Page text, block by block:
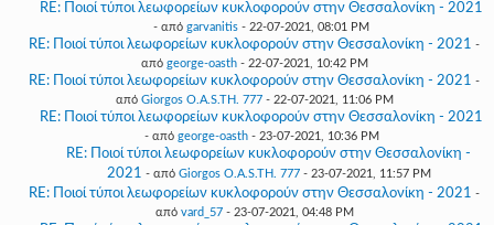
RE: Ποιοί τύποι λεωφορείων κυκλοφορούν στην Θεσσαλονίκη - 2021
- από garvanitis - 22-07-2021, 08:01 PM
RE: Ποιοί τύποι λεωφορείων κυκλοφορούν στην Θεσσαλονίκη - 2021 -
από george-oasth- 22-07-2021, 10:42 PM
RE: Ποιοί τύποι λεωφορείων κυκλοφορούν στην Θεσσαλονίκη - 2021 -
από Giorgos O.A.S.TH. 777- 22-07-2021, 11:06 PM
RE: Ποιοί τύποι λεωφορείων κυκλοφορούν στην Θεσσαλονίκη - 2021
- από george-oasth- 23-07-2021, 10:36 PM
RE: Ποιοί τύποι λεωφορείων κυκλοφορούν στην Θεσσαλονίκη -
2021 - από Giorgos O.A.S.TH. 777- 23-07-2021, 11:57 PM
RE: Ποιοί τύποι λεωφορείων κυκλοφορούν στην Θεσσαλονίκη - 2021 -
από vard_57- 23-07-2021, 04:48 PM